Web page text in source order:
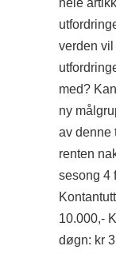
hele
verden
med?
ny
av denne
renten
sesong 4
10.000,-
døgn: kr